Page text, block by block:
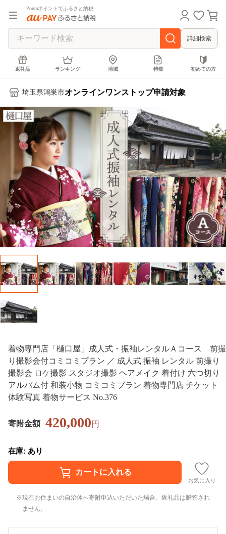
Pontaポイントでふるさと納税
詳細検索
返礼品 ランキング 地域 特集 初めての方
埼玉県鴻巣市オンラインワンストップ申請対象
着物専門店「樋口屋」成人式・振袖レンタルＡコース 前撮
り撮影会付コミコミプラン ／ 成人式 振袖 レンタル 前撮り
撮影会 ロケ撮影 スタジオ撮影 ヘアメイク 着付け 六つ切り
アルバム付 和装小物 コミコミプラン 着物専門店 チケット
体験写真 着物サービス No.376
寄附金額 420,000円
在庫: あり
お気に入り
現在お住まいの自治体へ寄附申込いただいた場合、返礼品は贈答され
ません。